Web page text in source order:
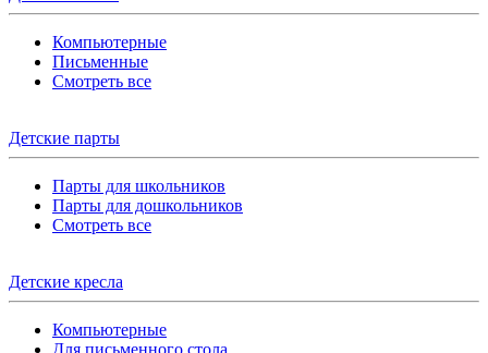
Компьютерные
Письменные
Смотреть все
Детские парты
Парты для школьников
Парты для дошкольников
Смотреть все
Детские кресла
Компьютерные
Для письменного стола